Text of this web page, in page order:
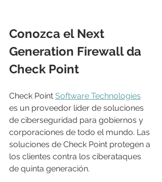
Conozca el Next
Generation Firewall da
Check Point
Check Point Software Technologies
es un proveedor líder de soluciones
de ciberseguridad para gobiernos y
corporaciones de todo el mundo. Las
soluciones de Check Point protegen a
los clientes contra los ciberataques
de quinta generación.